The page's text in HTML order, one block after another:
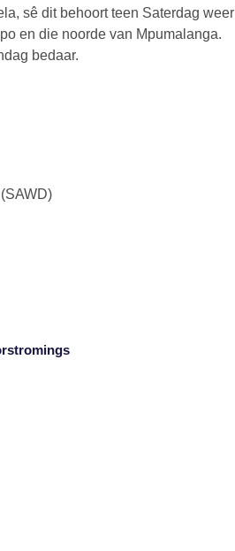
sê dit behoort teen Saterdag
en die noorde van Mpumalanga.
bedaar.